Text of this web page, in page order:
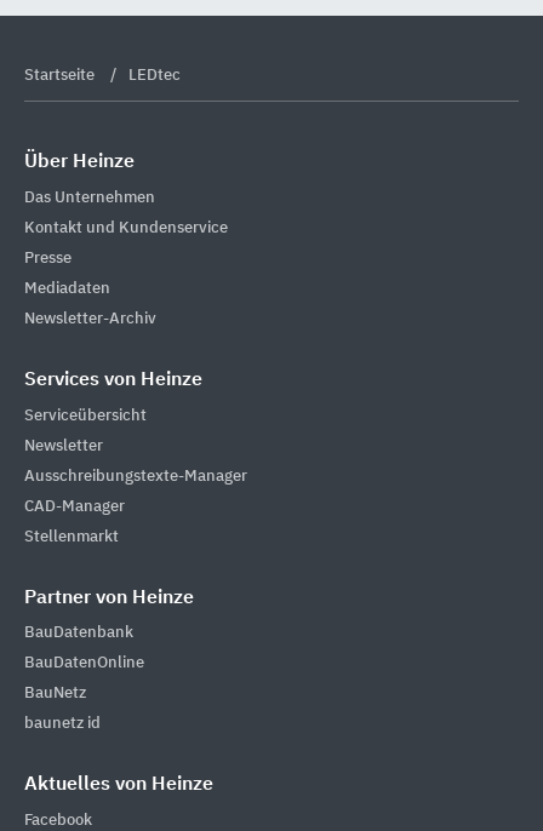
Startseite LEDtec
Über Heinze
Das Unternehmen
Kontakt und Kundenservice
Presse
Mediadaten
Newsletter-Archiv
Services von Heinze
Serviceübersicht
Newsletter
Ausschreibungstexte-Manager
CAD-Manager
Stellenmarkt
Partner von Heinze
BauDatenbank
BauDatenOnline
BauNetz
baunetz id
Aktuelles von Heinze
Facebook